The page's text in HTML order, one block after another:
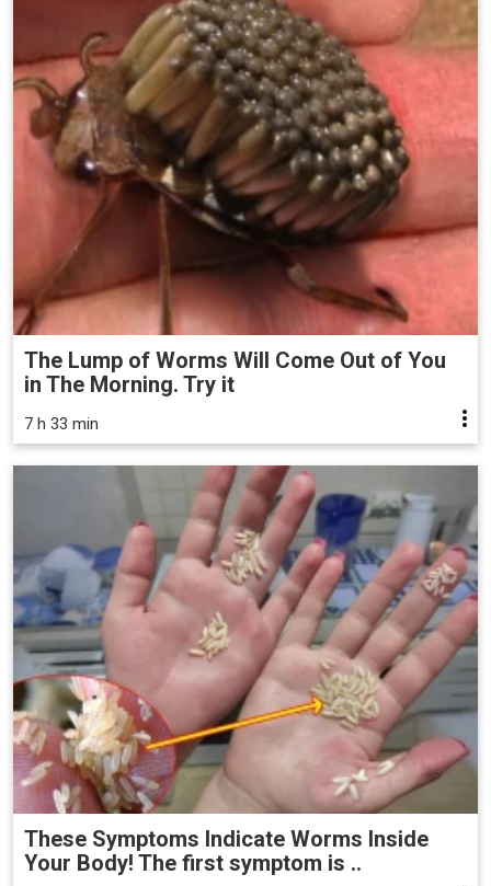
The Lump of Worms Will Come Out of You
in The Morning. Try it
7 h 33 min
These Symptoms Indicate Worms Inside
Your Body! The first symptom is ..